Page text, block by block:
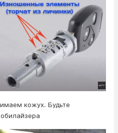
кожух. Будьте